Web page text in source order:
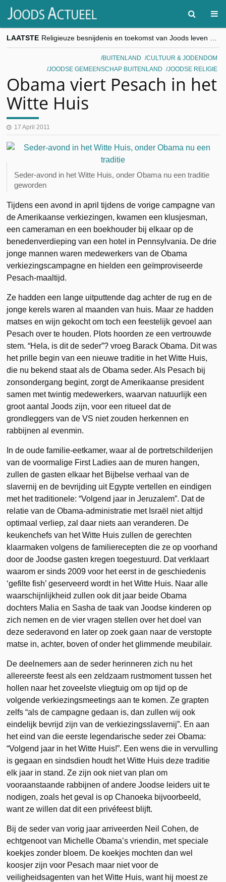
LAATSTE
“Besnijdenisdebat toont hoe moeilijk seculiere Westen minderheden begrijpt”, Jinnih Beels (Vooruit)
CITYTRIP | ROEMENIË – Boekarest: de verrassing van Oost-Europa
“Vandaag zit elke Jood in België op de beklaagdenbank”
BUITENLAND
CULTUUR & JODENDOM
JOODSE GEMEENSCHAP BUITENLAND
JOODSE RELIGIE
Obama viert Pesach in het
Witte Huis
17 April 2011
Seder-avond in het Witte Huis, onder Obama nu een traditie
geworden
Tijdens een avond in april tijdens de vorige campagne van
de Amerikaanse verkiezingen, kwamen een klusjesman,
een cameraman en een boekhouder bij elkaar op de
benedenverdieping van een hotel in Pennsylvania. De drie
jonge mannen waren medewerkers van de Obama
verkiezingscampagne en hielden een geïmproviseerde
Pesach-maaltijd.
Ze hadden een lange uitputtende dag achter de rug en de
jonge kerels waren al maanden van huis. Maar ze hadden
matses en wijn gekocht om toch een feestelijk gevoel aan
Pesach over te houden. Plots hoorden ze een vertrouwde
stem. “Hela, is dit de seder”? vroeg Barack Obama. Dit was
het prille begin van een nieuwe traditie in het Witte Huis,
die nu bekend staat als de Obama seder. Als Pesach bij
zonsondergang begint, zorgt de Amerikaanse president
samen met twintig medewerkers, waarvan natuurlijk een
groot aantal Joods zijn, voor een ritueel dat de
grondleggers van de VS niet zouden herkennen en
rabbijnen al evenmin.
In de oude familie-eetkamer, waar al de portretschilderijen
van de voormalige First Ladies aan de muren hangen,
zullen de gasten elkaar het Bijbelse verhaal van de
slavernij en de bevrijding uit Egypte vertellen en eindigen
met het traditionele: “Volgend jaar in Jeruzalem”. Dat de
relatie van de Obama-administratie met Israël niet altijd
optimaal verliep, zal daar niets aan veranderen. De
keukenchefs van het Witte Huis zullen de gerechten
klaarmaken volgens de familierecepten die ze op voorhand
door de Joodse gasten kregen toegestuurd. Dat verklaart
waarom er sinds 2009 voor het eerst in de geschiedenis
‘gefilte fish’ geserveerd wordt in het Witte Huis. Naar alle
waarschijnlijkheid zullen ook dit jaar beide Obama
dochters Malia en Sasha de taak van Joodse kinderen op
zich nemen en de vier vragen stellen over het doel van
deze sederavond en later op zoek gaan naar de verstopte
matse in, achter, boven of onder het glimmende meubilair.
De deelnemers aan de seder herinneren zich nu het
allereerste feest als een zeldzaam rustmoment tussen het
hollen naar het zoveelste vliegtuig om op tijd op de
volgende verkiezingsmeetings aan te komen. Ze grapten
zelfs “als de campagne gedaan is, dan zullen wij ook
eindelijk bevrijd zijn van de verkiezingsslavernij”. En aan
het eind van die eerste legendarische seder zei Obama:
“Volgend jaar in het Witte Huis!”. Een wens die in vervulling
is gegaan en sindsdien houdt het Witte Huis deze traditie
elk jaar in stand. Ze zijn ook niet van plan om
vooraanstaande rabbijnen of andere Joodse leiders uit te
nodigen, zoals het geval is op Chanoeka bijvoorbeeld,
want ze willen dat dit een privéfeest blijft.
Bij de seder van vorig jaar arriveerden Neil Cohen, de
echtgenoot van Michelle Obama’s vriendin, met speciale
koekjes zonder bloem. De koekjes mochten dan wel
koosjer zijn voor Pesach maar niet voor de
veiligheidsagenten van het Witte Huis, want hij moest ze